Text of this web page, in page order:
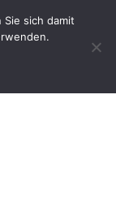
sich damit